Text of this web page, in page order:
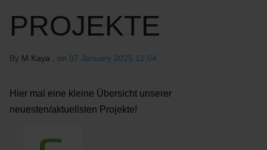
PROJEKTE
By M.Kaya , on 07 January 2025 12:04
Hier mal eine kleine Übersicht unserer
neuesten/aktuellsten Projekte!